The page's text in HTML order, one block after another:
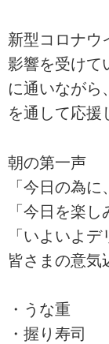
新型コロナウ
影響を受けて
に通いながら
を通して応援
朝の第一声
「今日の為に
「今日を楽し
「いよいよデ
皆さまの意気
・うな重
・握り寿司